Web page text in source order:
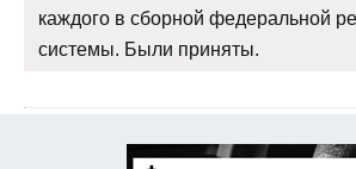
каждого в сборной федеральной
системы. Были приняты.